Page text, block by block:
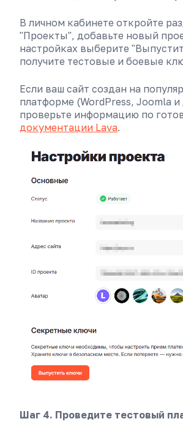
В личном кабинете откройте
"Проекты", добавьте новый
настройках выберите
получите тестовые и боевые
Если ваш сайт создан на
платформе (WordPress, Joomla и
проверьте информацию по
документации Lava.
Шаг 4. Проведите тестовый